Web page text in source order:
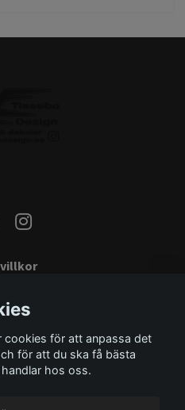
cookies för att anpassa det
för att du ska få bästa
hos oss.